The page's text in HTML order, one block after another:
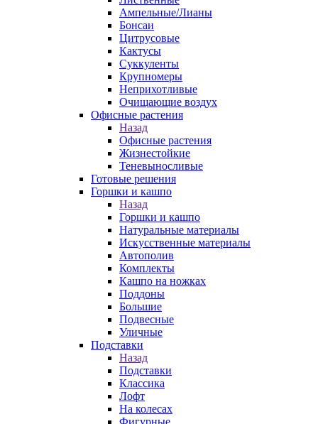
Ампельные/Лианы
Бонсаи
Цитрусовые
Кактусы
Суккуленты
Крупномеры
Неприхотливые
Очищающие воздух
Офисные растения
Назад
Офисные растения
Жизнестойкие
Теневыносливые
Готовые решения
Горшки и кашпо
Назад
Горшки и кашпо
Натуральные материалы
Искусственные материалы
Автополив
Комплекты
Кашпо на ножках
Поддоны
Большие
Подвесные
Уличные
Подставки
Назад
Подставки
Классика
Лофт
На колесах
Фигурные